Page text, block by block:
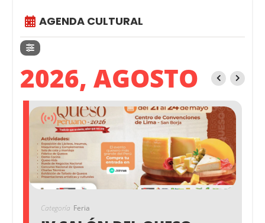
AGENDA CULTURAL
2026, AGOSTO
Categoría Feria